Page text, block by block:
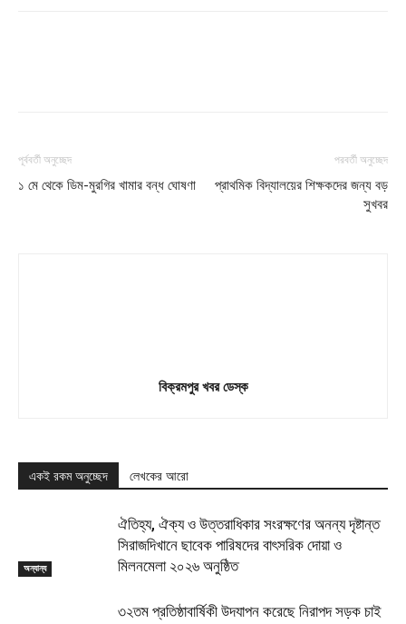
পূর্ববর্তী অনুচ্ছেদ
১ মে থেকে ডিম-মুরগির খামার বন্ধ ঘোষণা
পরবর্তী অনুচ্ছেদ
প্রাথমিক বিদ্যালয়ের শিক্ষকদের জন্য বড়
সুখবর
বিক্রমপুর খবর ডেস্ক
একই রকম অনুচ্ছেদ লেখকের আরো
অন্যান্য
ঐতিহ্য, ঐক্য ও উত্তরাধিকার সংরক্ষণের অনন্য দৃষ্টান্ত
সিরাজদিখানে ছাবেক পারিষদের বাৎসরিক দোয়া ও
মিলনমেলা ২০২৬ অনুষ্ঠিত
৩২তম প্রতিষ্ঠাবার্ষিকী উদযাপন করেছে নিরাপদ সড়ক চাই